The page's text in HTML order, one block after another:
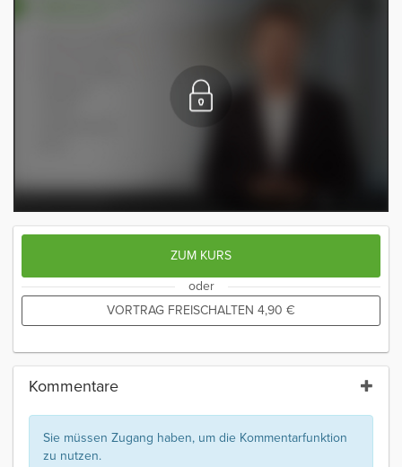
ZUM KURS
oder
VORTRAG FREISCHALTEN 4,90 €
Kommentare
Sie müssen Zugang haben, um die Kommentarfunktion
zu nutzen.